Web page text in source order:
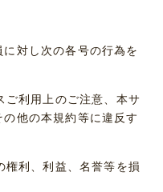
対し次の各号の行為を
ご利用上のご注意、本サ
他の本規約等に違反す
権利、利益、名誉等を損